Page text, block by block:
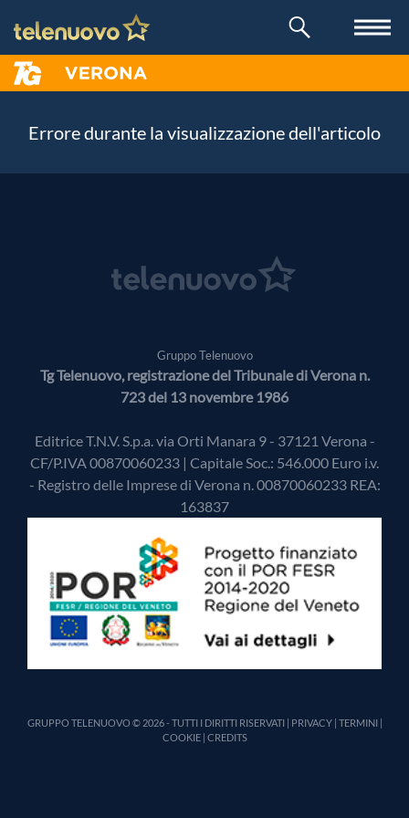
Errore durante la visualizzazione dell'articolo
Gruppo Telenuovo
Tg Telenuovo, registrazione del Tribunale di Verona n.
723 del 13 novembre 1986
Editrice T.N.V. S.p.a. via Orti Manara 9 - 37121 Verona -
CF/P.IVA 00870060233 | Capitale Soc.: 546.000 Euro i.v.
- Registro delle Imprese di Verona n. 00870060233 REA:
163837
GRUPPO TELENUOVO © 2026 - TUTTI I DIRITTI RISERVATI | PRIVACY| TERMINI|
COOKIE| CREDITS